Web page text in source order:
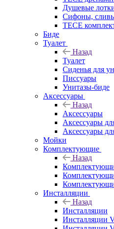
Душевые
Сифоны,
TECE
Биде
Туалет
Назад
Туалет
Сиденья для
Писсуары
Унитазы-биде
Аксессуары
Назад
Аксессуары
Аксессуары
Аксессуары
Мойки
Комплектующие
Назад
Инсталляции
Назад
Инсталляции
Инсталляции